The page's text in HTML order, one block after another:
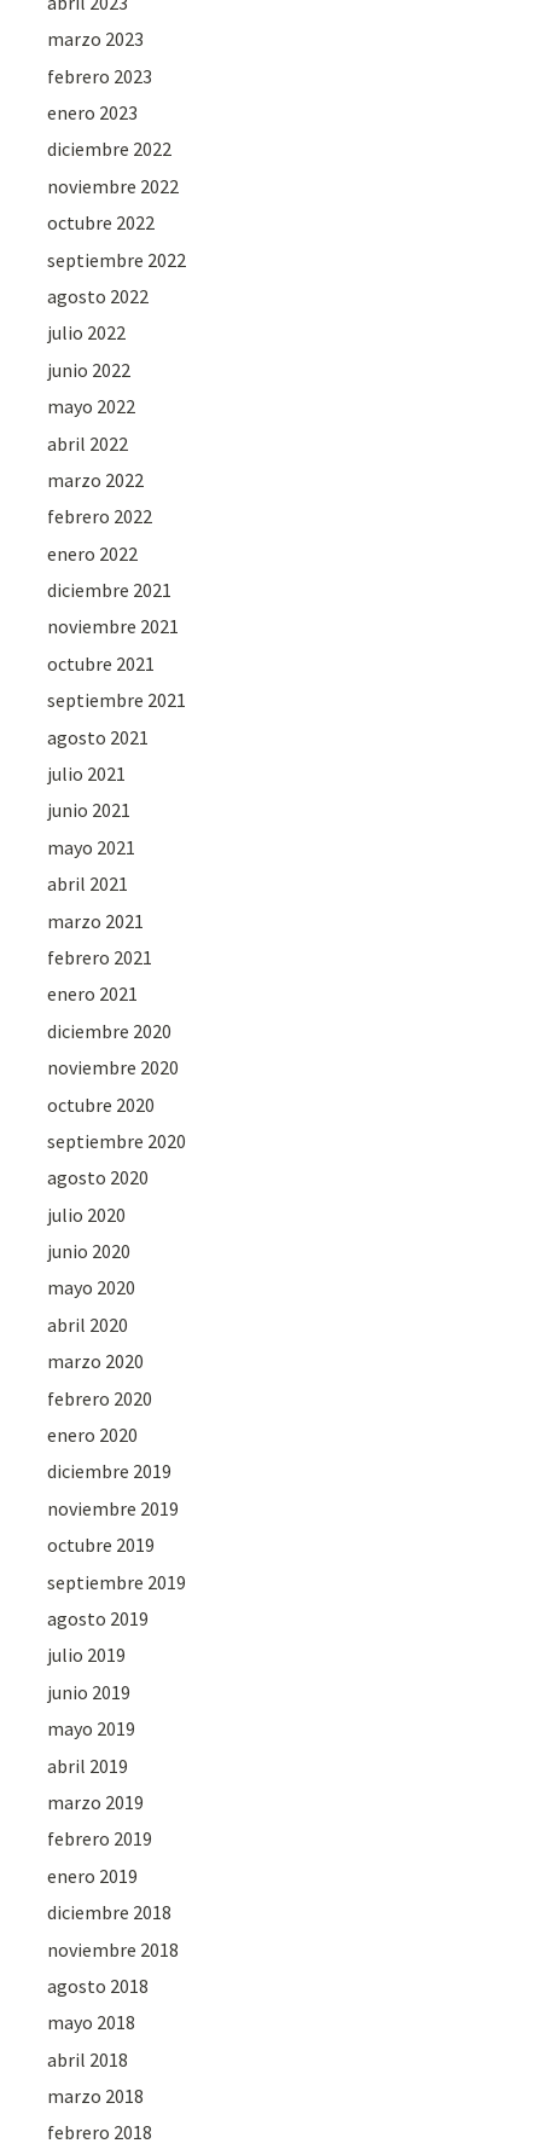
marzo 2023
febrero 2023
enero 2023
diciembre 2022
noviembre 2022
octubre 2022
septiembre 2022
agosto 2022
julio 2022
junio 2022
mayo 2022
abril 2022
marzo 2022
febrero 2022
enero 2022
diciembre 2021
noviembre 2021
octubre 2021
septiembre 2021
agosto 2021
julio 2021
junio 2021
mayo 2021
abril 2021
marzo 2021
febrero 2021
enero 2021
diciembre 2020
noviembre 2020
octubre 2020
septiembre 2020
agosto 2020
julio 2020
junio 2020
mayo 2020
abril 2020
marzo 2020
febrero 2020
enero 2020
diciembre 2019
noviembre 2019
octubre 2019
septiembre 2019
agosto 2019
julio 2019
junio 2019
mayo 2019
abril 2019
marzo 2019
febrero 2019
enero 2019
diciembre 2018
noviembre 2018
agosto 2018
mayo 2018
abril 2018
marzo 2018
febrero 2018